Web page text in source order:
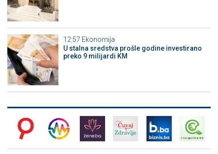
12:57 Ekonomija
U stalna sredstva prošle godine investirano
preko 9 milijardi KM